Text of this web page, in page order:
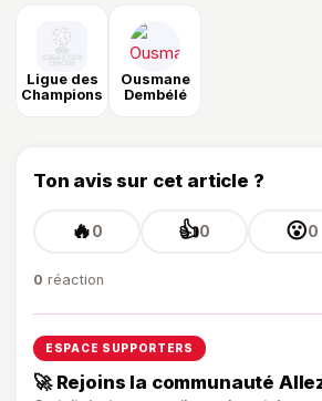
Ligue des
Champions
Ousmane
Dembélé
Ton avis sur cet article ?
🔥0 👍0 😮0
0 réaction
ESPACE SUPPORTERS
🚀 Rejoins la communauté